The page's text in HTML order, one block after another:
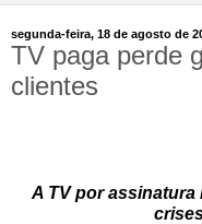
segunda-feira, 18 de agosto de
TV paga perde
clientes
A TV por